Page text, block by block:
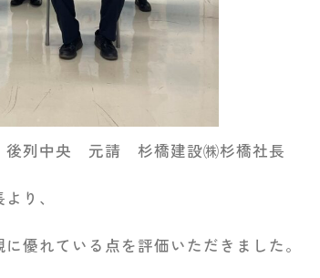
列中央 元請 杉橋建設㈱杉橋社長
り、
優れている点を評価いただきました。